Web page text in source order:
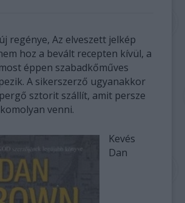
regénye, Az elveszett jelkép
hoz a bevált recepten kívül, a
éppen szabadkőműves
A sikerszerző ugyanakkor
sztorit szállít, amit persze
venni.
Kevés
Dan